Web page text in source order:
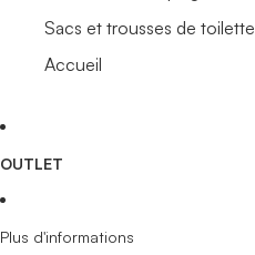
Sacs et trousses de toilette
Accueil
OUTLET
Plus d'informations